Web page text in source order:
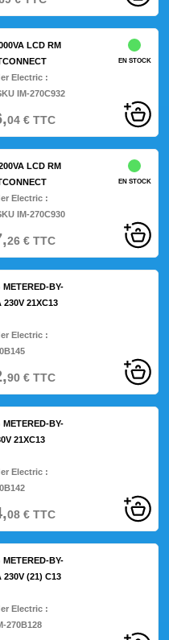
LCD RM
Electric :
IM-270C932
EN STOCK
04€TTC
LCD RM
Electric :
IM-270C930
EN STOCK
26€TTC
BY-
230V 21XC13
Electric :
90€TTC
BY-
21XC13
Electric :
08€TTC
BY-
230V (21) C13
Electric :
270B128